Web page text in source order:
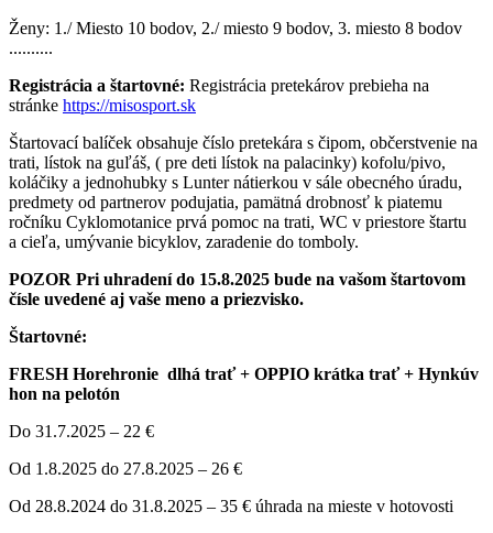
Ženy: 1./ Miesto 10 bodov, 2./ miesto 9 bodov, 3. miesto 8 bodov
..........
Registrácia a štartovné: Registrácia pretekárov prebieha na
stránke https://misosport.sk
Štartovací balíček obsahuje číslo pretekára s čipom, občerstvenie na
trati, lístok na guľáš, ( pre deti lístok na palacinky) kofolu/pivo,
koláčiky a jednohubky s Lunter nátierkou v sále obecného úradu,
predmety od partnerov podujatia, pamätná drobnosť k piatemu
ročníku Cyklomotanice prvá pomoc na trati, WC v priestore štartu
a cieľa, umývanie bicyklov, zaradenie do tomboly.
POZOR Pri uhradení do 15.8.2025 bude na vašom štartovom
čísle uvedené aj vaše meno a priezvisko.
Štartovné:
FRESH Horehronie dlhá trať + OPPIO krátka trať + Hynkúv
hon na pelotón
Do 31.7.2025 – 22 €
Od 1.8.2025 do 27.8.2025 – 26 €
Od 28.8.2024 do 31.8.2025 – 35 € úhrada na mieste v hotovosti